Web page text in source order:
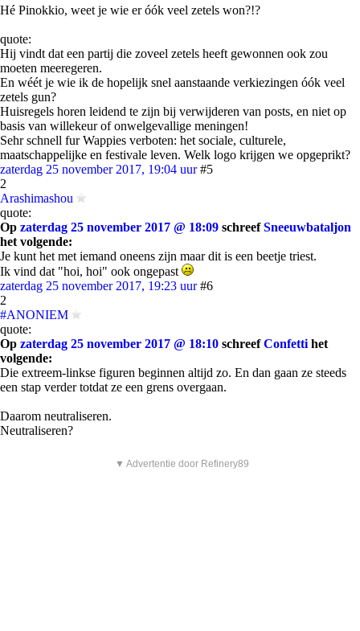
Hé Pinokkio, weet je wie er óók veel zetels won?!?
quote:
Hij vindt dat een partij die zoveel zetels heeft gewonnen ook zou
moeten meeregeren.
En wéét je wie ik de hopelijk snel aanstaande verkiezingen óók veel
zetels gun?
Huisregels horen leidend te zijn bij verwijderen van posts, en niet op
basis van willekeur of onwelgevallige meningen!
Sehr schnell fur Wappies verboten: het sociale, culturele,
maatschappelijke en festivale leven. Welk logo krijgen we opgeprikt?
zaterdag 25 november 2017, 19:04 uur #5
2
Arashimashou
quote:
Op zaterdag 25 november 2017 @ 18:09 schreefSneeuwbataljon
het volgende:
Je kunt het met iemand oneens zijn maar dit is een beetje triest.
Ik vind dat "hoi, hoi" ook ongepast
zaterdag 25 november 2017, 19:23 uur #6
2
#ANONIEM
quote:
Op zaterdag 25 november 2017 @ 18:10 schreefConfetti het
volgende:
Die extreem-linkse figuren beginnen altijd zo. En dan gaan ze steeds
een stap verder totdat ze een grens overgaan.
Daarom neutraliseren.
Neutraliseren?
▼ Advertentie door Refinery89